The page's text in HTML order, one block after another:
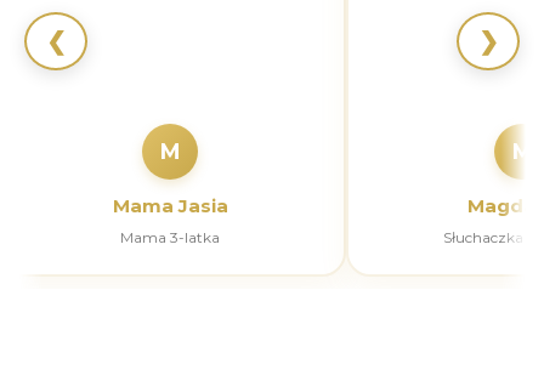
❮
M
Mama Jasia
Mama 3-latka
M
Słuchaczka
❯